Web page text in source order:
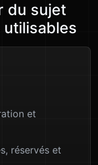
du sujet
et
réservés et